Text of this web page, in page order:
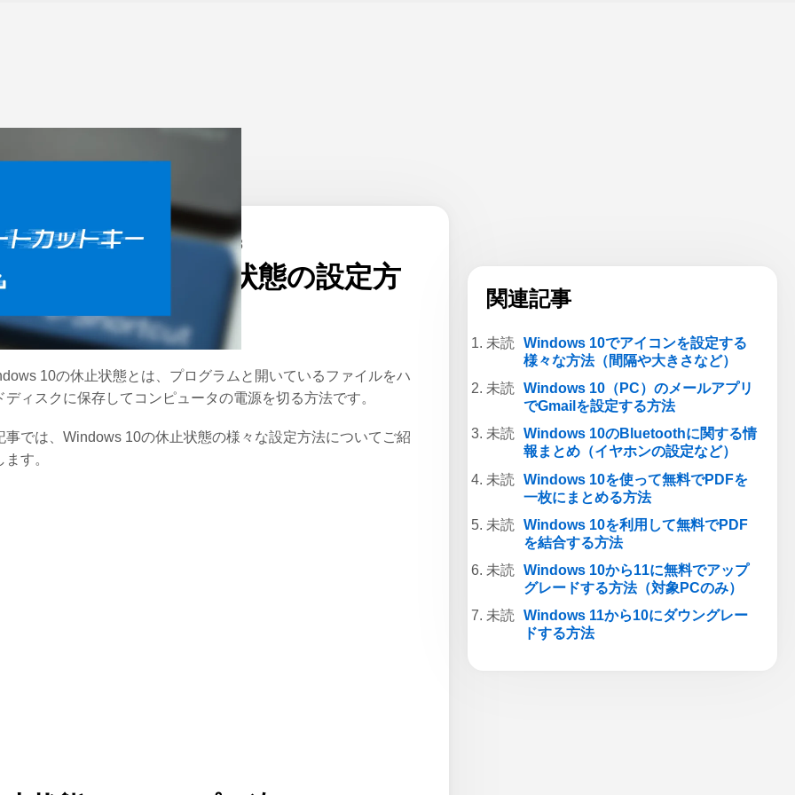
ム > Windows 公開日： 2020/05/28
10の休止状態の設定方
10の休止状態とは、プログラムと開いているファイルをハ
ディスクに保存してコンピュータの電源を切る方法です。
事では、Windows 10の休止状態の様々な設定方法についてご紹
ます。
関連記事
Windows 10でアイコンを設定する
様々な方法（間隔や大きさなど）
Windows 10（PC）のメールアプリ
でGmailを設定する方法
Windows 10のBluetoothに関する情
報まとめ（イヤホンの設定など）
Windows 10を使って無料でPDFを
一枚にまとめる方法
Windows 10を利用して無料でPDF
を結合する方法
Windows 10から11に無料でアップ
グレードする方法（対象PCのみ）
Windows 11から10にダウングレー
ドする方法